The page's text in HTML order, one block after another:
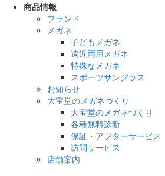
商品情報
ブランド
メガネ
子どもメガネ
遠近両用メガネ
特殊なメガネ
スポーツサングラス
お知らせ
大宝堂のメガネづくり
大宝堂のメガネづくり
各種無料診断
保証・アフターサービス
訪問サービス
店舗案内